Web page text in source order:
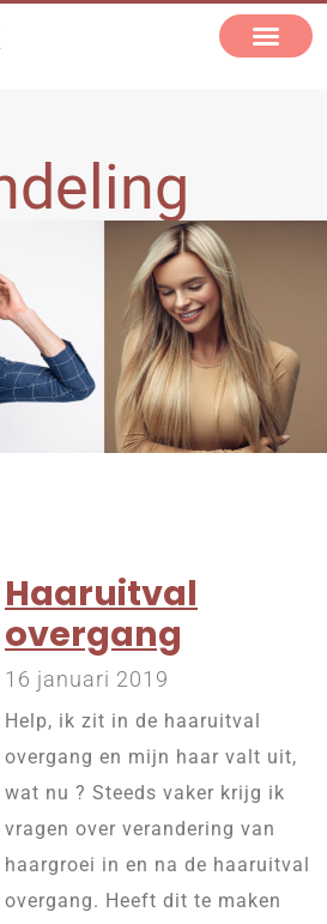
Haaruitval
overgang
16 januari 2019
Help, ik zit in de haaruitval
overgang en mijn haar valt uit,
wat nu ? Steeds vaker krijg ik
vragen over verandering van
haargroei in en na de haaruitval
overgang. Heeft dit te maken